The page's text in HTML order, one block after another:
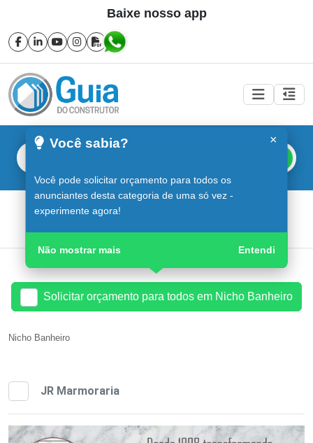
Baixe nosso app
Nicho Banheiro em Sorocaba
Guia do Construtor Guia Digital Nicho Banheiro
Solicitar orçamento para todos em Nicho Banheiro
×
Você sabia?
Você pode solicitar orçamento para todos os
anunciantes desta categoria de uma só vez -
experimente agora!
Não mostrar mais Entendi
Nicho Banheiro
JR Marmoraria